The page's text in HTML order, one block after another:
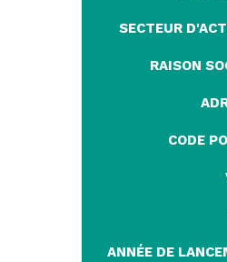
SECTEUR
RAISON
CODE
ANNÉE DE